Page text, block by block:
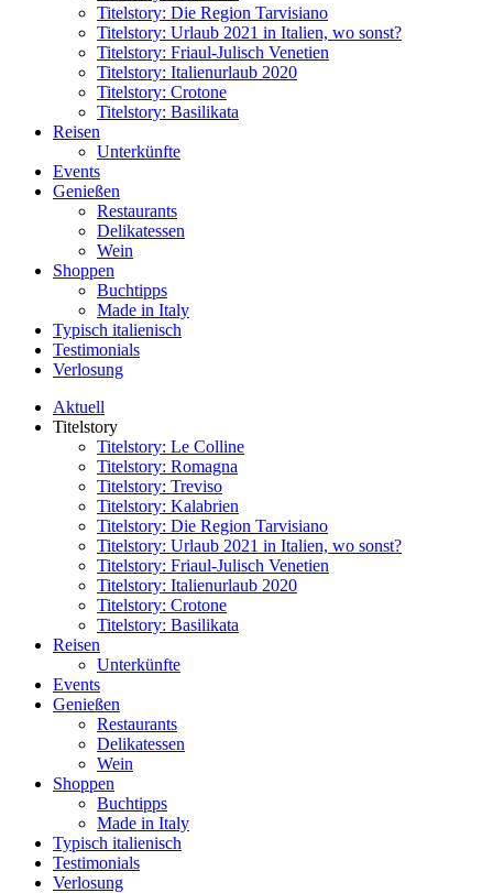
Titelstory: Die Region Tarvisiano
Titelstory: Urlaub 2021 in Italien, wo sonst?
Titelstory: Friaul-Julisch Venetien
Titelstory: Italienurlaub 2020
Titelstory: Crotone
Titelstory: Basilikata
Reisen
Unterkünfte
Events
Genießen
Restaurants
Delikatessen
Wein
Shoppen
Buchtipps
Made in Italy
Typisch italienisch
Testimonials
Verlosung
Aktuell
Titelstory
Titelstory: Le Colline
Titelstory: Romagna
Titelstory: Treviso
Titelstory: Kalabrien
Titelstory: Die Region Tarvisiano
Titelstory: Urlaub 2021 in Italien, wo sonst?
Titelstory: Friaul-Julisch Venetien
Titelstory: Italienurlaub 2020
Titelstory: Crotone
Titelstory: Basilikata
Reisen
Unterkünfte
Events
Genießen
Restaurants
Delikatessen
Wein
Shoppen
Buchtipps
Made in Italy
Typisch italienisch
Testimonials
Verlosung